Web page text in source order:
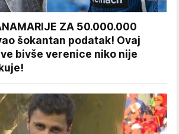
ZA 50.000.000
šokantan podatak! Ovaj
bivše verenice niko nije